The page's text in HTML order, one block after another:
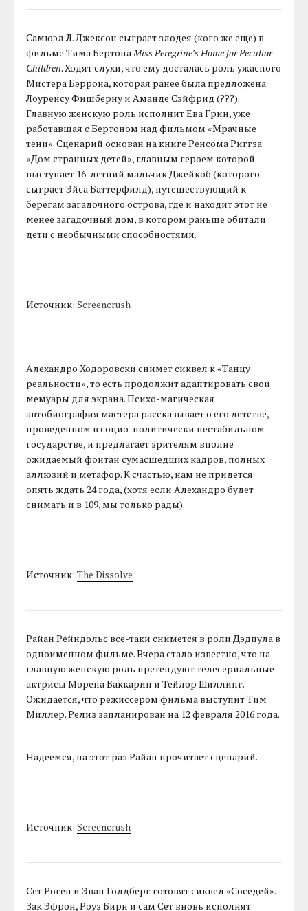
Самюэл Л. Джексон сыграет злодея (кого же еще) в
фильме Тима БертонаMiss Peregrine’s Home for Peculiar
Children. Ходят слухи, что ему досталась роль ужасного
Мистера Бэррона, которая ранее была предложена
Лоуренсу Фишберну и Аманде Сэйфрид (???).
Главную женскую роль исполнит Ева Грин, уже
работавшая с Бертоном над фильмом «Мрачные
тени». Сценарий основан на книге Ренсома Риггза
«Дом странных детей», главным героем которой
выступает 16-летний мальчик Джейкоб (которого
сыграет Эйса Баттерфилд), путешествующий к
берегам загадочного острова, где и находит этот не
менее загадочный дом, в котором раньше обитали
дети с необычными способностями.
Источник:Screencrush
Алехандро Ходоровски снимет сиквел к «Танцу
реальности», то есть продолжит адаптировать свои
мемуары для экрана. Психо-магическая
автобиография мастера рассказывает о его детстве,
проведенном в социо-политически нестабильном
государстве, и предлагает зрителям вполне
ожидаемый фонтан сумасшедших кадров, полных
аллюзий и метафор. К счастью, нам не придется
опять ждать 24 года, (хотя если Алехандро будет
снимать и в 109, мы только рады).
Источник:The Dissolve
Райан Рейндольс все-таки снимется в роли Дэдпула в
одноименном фильме. Вчера стало известно, что на
главную женскую роль претендуют телесериальные
актрисы Морена Баккарин и Тейлор Шиллинг.
Ожидается, что режиссером фильма выступит Тим
Миллер. Релиз запланирован на 12 февраля 2016 года.
Надеемся, на этот раз Райан прочитает сценарий.
Источник:Screencrush
Сет Роген и Эван Голдберг готовят сиквел «Соседей».
Зак Эфрон, Роуз Бирн и сам Сет вновь исполнят